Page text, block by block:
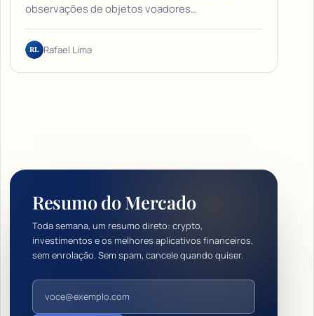
observações de objetos voadores…
RL Rafael Lima
Resumo do Mercado
Toda semana, um resumo direto: crypto,
investimentos e os melhores aplicativos financeiros,
sem enrolação. Sem spam, cancele quando quiser.
Endereço de e-mail